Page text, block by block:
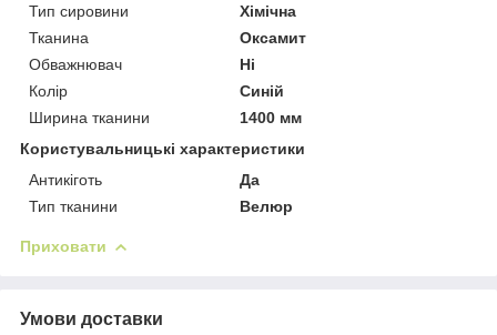
Тип сировини
Хімічна
Тканина
Оксамит
Обважнювач
Ні
Колір
Синій
Ширина тканини
1400 мм
Користувальницькі характеристики
Антикіготь
Да
Тип тканини
Велюр
Приховати
Умови доставки